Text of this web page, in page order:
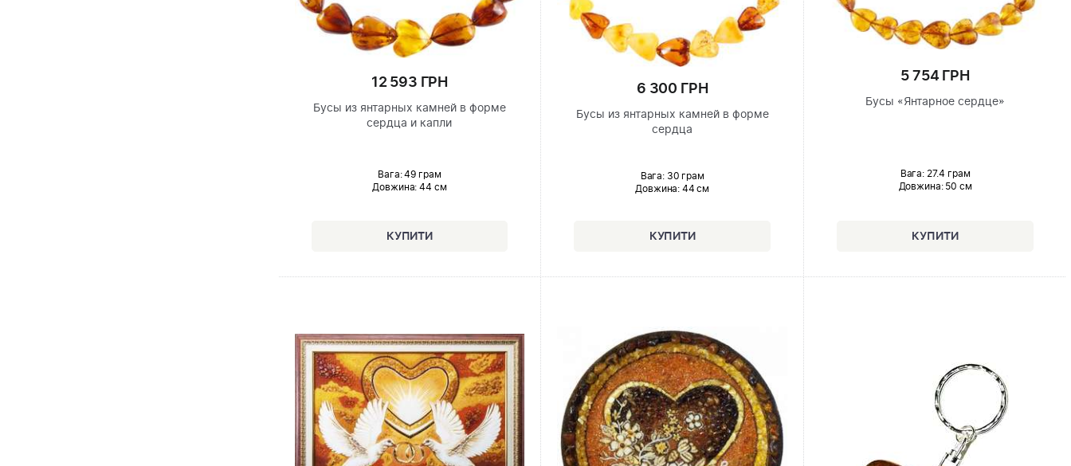
12 593 ГРН
Бусы из янтарных камней в форме
сердца и капли
Вага: 49 грам
Довжина: 44 см
6 300 ГРН
Бусы из янтарных камней в форме
сердца
Вага: 30 грам
Довжина: 44 см
5 754 ГРН
Бусы «Янтарное сердце»
Вага: 27.4 грам
Довжина:50 см